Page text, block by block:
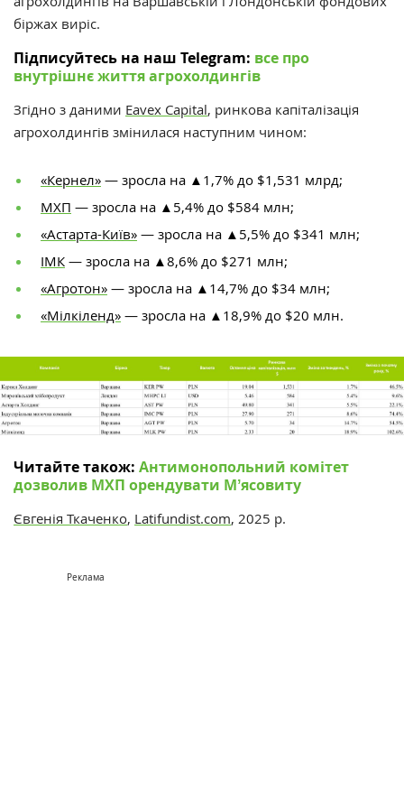
біржах виріс.
Підписуйтесь на наш Telegram: все про
внутрішнє життя агрохолдингів
Згідно з даними Eavex Capital, ринкова капіталізація
агрохолдингів змінилася наступним чином:
«Кернел» — зросла на ▲1,7% до $1,531 млрд;
МХП — зросла на ▲5,4% до $584 млн;
«Астарта-Київ» — зросла на ▲5,5% до $341 млн;
ІМК — зросла на ▲8,6% до $271 млн;
«Агротон» — зросла на ▲14,7% до $34 млн;
«Мілкіленд» — зросла на ▲18,9% до $20 млн.
Читайте також: Антимонопольний комітет
дозволив МХП орендувати Мʼясовиту
Євгенія Ткаченко, Latifundist.com, 2025 р.
Реклама